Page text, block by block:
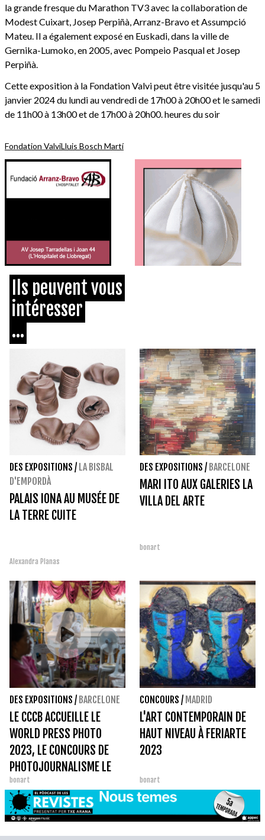
la grande fresque du Marathon TV3 avec la collaboration de
Modest Cuixart, Josep Perpiñà, Arranz-Bravo et Assumpció
Mateu. Il a également exposé en Euskadi, dans la ville de
Gernika-Lumoko, en 2005, avec Pompeio Pasqual et Josep
Perpiñà.
Cette exposition à la Fondation Valvi peut être visitée jusqu'au 5
janvier 2024 du lundi au vendredi de 17h00 à 20h00 et le samedi
de 11h00 à 13h00 et de 17h00 à 20h00. heures du soir
Fondation ValviLluis Bosch Martí
Ils peuvent vous
intéresser
...
DES EXPOSITIONS / LA BISBAL
D'EMPORDÀ
PALAIS IONA AU MUSÉE DE
LA TERRE CUITE
Alexandra Planas
DES EXPOSITIONS / BARCELONE
MARI ITO AUX GALERIES LA
VILLA DEL ARTE
bonart
DES EXPOSITIONS / BARCELONE
LE CCCB ACCUEILLE LE
WORLD PRESS PHOTO
2023, LE CONCOURS DE
PHOTOJOURNALISME LE
PLUS PRESTIGIEUX AU
MONDE
bonart
CONCOURS / MADRID
L'ART CONTEMPORAIN DE
HAUT NIVEAU À FERIARTE
2023
bonart